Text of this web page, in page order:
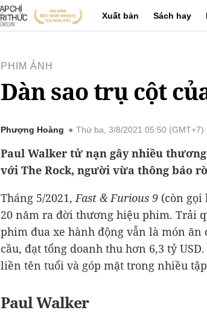
Xuất bản Sách hay
PHIM ẢNH
Dàn sao trụ cột
Phượng Hoàng Thứ ba, 3/8/2021 05:50 (GMT+7)
Paul Walker tử nạn gây nhiều
với The Rock, người vừa thông báo
Tháng 5/2021,Fast & Furious 9 (còn
20 năm ra đời thương hiệu phim. Trải
phim đua xe hành động vẫn là món
cầu, đạt tổng doanh thu hơn 6,3 tỷ USD
liền tên tuổi và góp mặt trong nhiều
Paul Walker